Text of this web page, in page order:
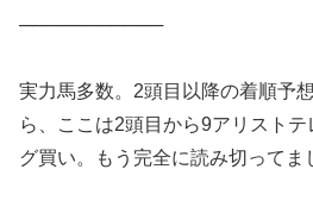
───────────
実力馬多数。2頭目以降の着順予
ら、ここは2頭目から9アリスト
グ買い。もう完全に読み切ってま